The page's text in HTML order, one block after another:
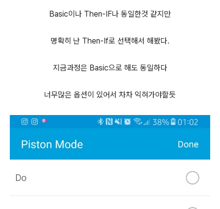
Basic이나 Then-IF나 동일한것 같지만
명확히 난 Then-If로 선택해서 해봤다.
지금과정은 Basic으로 해도 동일하다
너무많은 옵션이 있어서 차차 익혀가야할듯